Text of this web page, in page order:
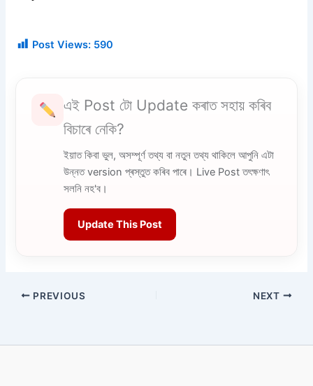
Post Views: 590
এই Post টো Update কৰাত সহায় কৰিব
বিচাৰে নেকি?
ইয়াত কিবা ভুল, অসম্পূৰ্ণ তথ্য বা নতুন তথ্য থাকিলে আপুনি এটা
উন্নত version প্ৰস্তুত কৰিব পাৰে। Live Post তৎক্ষণাৎ
সলনি নহ'ব।
Update This Post
PREVIOUS NEXT